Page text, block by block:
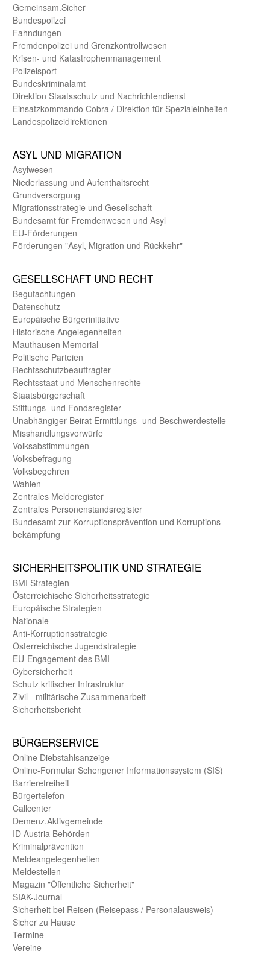
Gemein­sam.Sicher
Bundes­polizei
Fahndungen
Fremdenpolizei und Grenzkontrollwesen
Krisen- und Katastrophen­management
Polizeisport
Bundes­kriminal­amt
Direktion Staats­schutz und Nach­richten­dienst
Einsatz­kommando Cobra / Direktion für Spezialeinheiten
Landes­polizei­direk­tionen
ASYL UND MIGRA­TION
Asyl­wesen
Nieder­lassung und Aufent­halts­recht
Grund­versorgung
Migrations­strategie und Gesell­schaft
Bundes­amt für Fremden­wesen und Asyl
EU-Förde­rungen
Förderungen "Asyl, Migration und Rückkehr"
GE­SELL­SCHAFT UND RECHT
Begut­achtungen
Daten­schutz
Europäische Bürger­initiative
Historische Angelegen­heiten
Mauthausen Memorial
Politische Parteien
Rechts­schutz­beauftragter
Rechts­staat und Menschen­rechte
Staats­bürger­schaft
Stiftungs- und Fonds­register
Unab­hängiger Beirat Ermittlungs- und Beschwerde­stelle
Misshandlungs­vorwürfe
Volks­abstimmungen
Volks­befragung
Volks­begehren
Wahlen
Zentrales Melde­register
Zentrales Personen­stands­register
Bundes­amt zur Korrup­tions­prävention und Korrup­tions­
bekämpfung
SICHER­HEITS­POLITIK UND STRATEGIE
BMI Strategien
Öster­reichische Sicherheits­strategie
Europäische Strategien
Nationale
Anti-Korruptions­strategie
Öster­reichische Jugend­strategie
EU-Engagement des BMI
Cybersicherheit
Schutz kritischer Infra­struktur
Zivil - militärische Zusammen­arbeit
Sicherheits­bericht
BÜRGER­SERVICE
Online Diebstahls­anzeige
Online-Formular Schengener Informationssystem (SIS)
Barriere­freiheit
Bürger­telefon
Call­center
Demenz.Aktiv­gemeinde
ID Austria Behörden
Kriminal­prävention
Melde­an­ge­le­gen­heiten
Meld­estellen
Magazin "Öffentliche Sicherheit"
SIAK-Journal
Sicherheit bei Reisen (Reise­pass / Personal­ausweis)
Sicher zu Hause
Termine
Vereine